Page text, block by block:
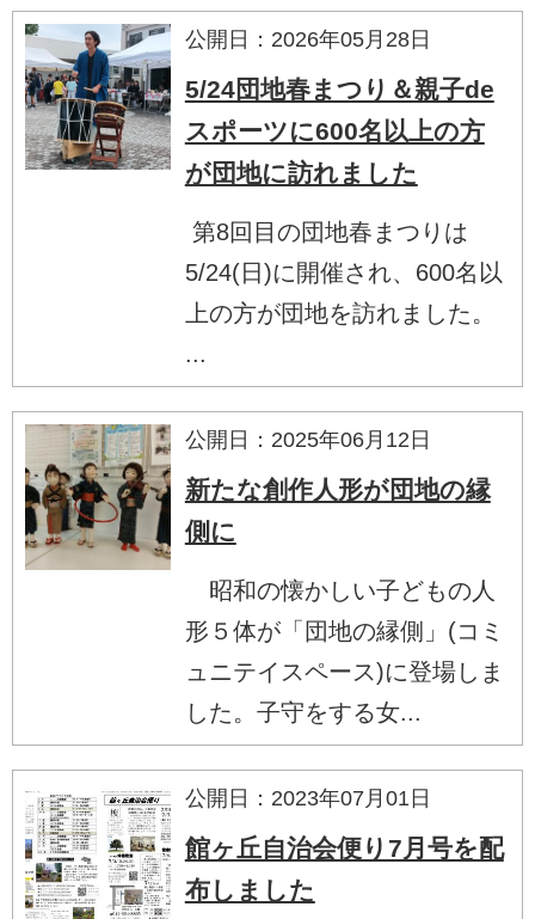
公開日：2026年05月28日
5/24団地春まつり＆親子de
スポーツに600名以上の方
が団地に訪れました
第8回目の団地春まつりは
5/24(日)に開催され、600名以
上の方が団地を訪れました。
...
公開日：2025年06月12日
新たな創作人形が団地の縁
側に
昭和の懐かしい子どもの人
形５体が「団地の縁側」(コミ
ュニテイスペース)に登場しま
した。子守をする女...
公開日：2023年07月01日
館ヶ丘自治会便り7月号を配
布しました